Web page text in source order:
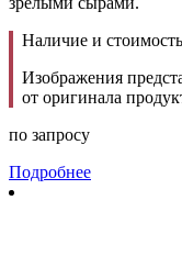
Наличие и
Изображения
от оригинала
по запросу
Подробнее